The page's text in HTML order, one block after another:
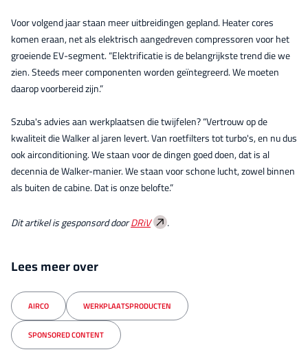
Voor volgend jaar staan meer uitbreidingen gepland. Heater cores
komen eraan, net als elektrisch aangedreven compressoren voor het
groeiende EV-segment. “Elektrificatie is de belangrijkste trend die we
zien. Steeds meer componenten worden geïntegreerd. We moeten
daarop voorbereid zijn.”
Szuba's advies aan werkplaatsen die twijfelen? “Vertrouw op de
kwaliteit die Walker al jaren levert. Van roetfilters tot turbo's, en nu dus
ook airconditioning. We staan voor de dingen goed doen, dat is al
decennia de Walker-manier. We staan voor schone lucht, zowel binnen
als buiten de cabine. Dat is onze belofte.”
Dit artikel is gesponsord doorDRiV .
Lees meer over
AIRCO WERKPLAATSPRODUCTEN
SPONSORED CONTENT